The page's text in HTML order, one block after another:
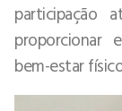
participação
proporcionar
bem-estar